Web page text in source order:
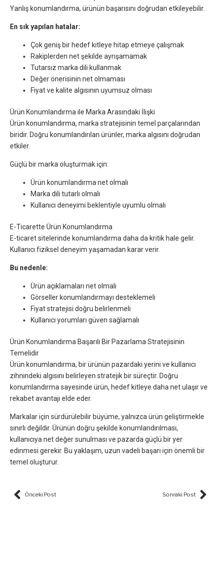
Yanlış konumlandırma, ürünün başarısını doğrudan etkileyebilir.
En sık yapılan hatalar:
Çok geniş bir hedef kitleye hitap etmeye çalışmak
Rakiplerden net şekilde ayrışamamak
Tutarsız marka dili kullanmak
Değer önerisinin net olmaması
Fiyat ve kalite algısının uyumsuz olması
Ürün Konumlandırma ile Marka Arasındaki İlişki
Ürün konumlandırma, marka stratejisinin temel parçalarından
biridir. Doğru konumlandırılan ürünler, marka algısını doğrudan
etkiler.
Güçlü bir marka oluşturmak için:
Ürün konumlandırma net olmalı
Marka dili tutarlı olmalı
Kullanıcı deneyimi beklentiyle uyumlu olmalı
E-Ticarette Ürün Konumlandırma
E-ticaret sitelerinde konumlandırma daha da kritik hale gelir.
Kullanıcı fiziksel deneyim yaşamadan karar verir.
Bu nedenle:
Ürün açıklamaları net olmalı
Görseller konumlandırmayı desteklemeli
Fiyat stratejisi doğru belirlenmeli
Kullanıcı yorumları güven sağlamalı
Ürün Konumlandırma Başarılı Bir Pazarlama Stratejisinin
Temelidir
Ürün konumlandırma, bir ürünün pazardaki yerini ve kullanıcı
zihnindeki algısını belirleyen stratejik bir süreçtir. Doğru
konumlandırma sayesinde ürün, hedef kitleye daha net ulaşır ve
rekabet avantajı elde eder.
Markalar için sürdürülebilir büyüme, yalnızca ürün geliştirmekle
sınırlı değildir. Ürünün doğru şekilde konumlandırılması,
kullanıcıya net değer sunulması ve pazarda güçlü bir yer
edinmesi gerekir. Bu yaklaşım, uzun vadeli başarı için önemli bir
temel oluşturur.
Prev
Önceki Post Sonraki Post